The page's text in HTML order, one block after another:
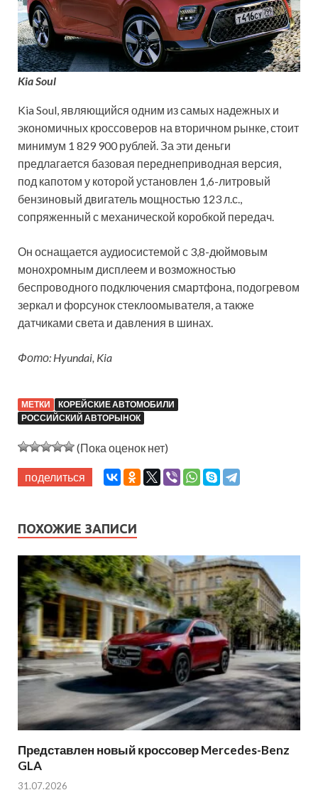
Kia Soul
Kia Soul, являющийся одним из самых надежных и
экономичных кроссоверов на вторичном рынке, стоит
минимум 1 829 900 рублей. За эти деньги
предлагается базовая переднеприводная версия,
под капотом у которой установлен 1,6-литровый
бензиновый двигатель мощностью 123 л.с.,
сопряженный с механической коробкой передач.
Он оснащается аудиосистемой с 3,8-дюймовым
монохромным дисплеем и возможностью
беспроводного подключения смартфона, подогревом
зеркал и форсунок стеклоомывателя, а также
датчиками света и давления в шинах.
Фото: Hyundai, Kia
МЕТКИ
КОРЕЙСКИЕ АВТОМОБИЛИ
РОССИЙСКИЙ АВТОРЫНОК
(Пока оценок нет)
поделиться
ПОХОЖИЕ ЗАПИСИ
Представлен новый кроссовер Mercedes-Benz
GLA
31.07.2026